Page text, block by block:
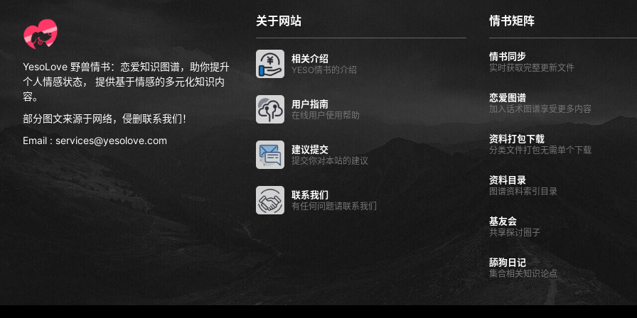
YesoLove 野兽情书：恋爱知识图谱，助你提升
个人情感状态， 提供基于情感的多元化知识内
容。
部分图文来源于网络，侵删联系我们！
Email : services@yesolove.com
关于网站
相关介绍
YESO情书的介绍
用户指南
在线用户使用帮助
建议提交
提交你对本站的建议
联系我们
有任何问题请联系我们
情书矩阵
情书同步
实时获取完整更新文件
恋爱图谱
加入话术图谱享受更多内容
资料打包下载
分类文件打包无需单个下载
资料目录
图谱资料索引目录
基友会
共享探讨圈子
舔狗日记
集合相关知识论点